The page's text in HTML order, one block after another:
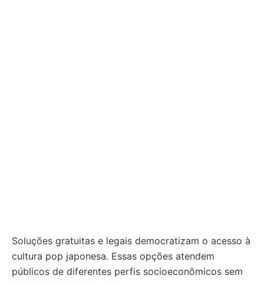
Soluções gratuitas e legais democratizam o acesso à
cultura pop japonesa. Essas opções atendem
públicos de diferentes perfis socioeconômicos sem